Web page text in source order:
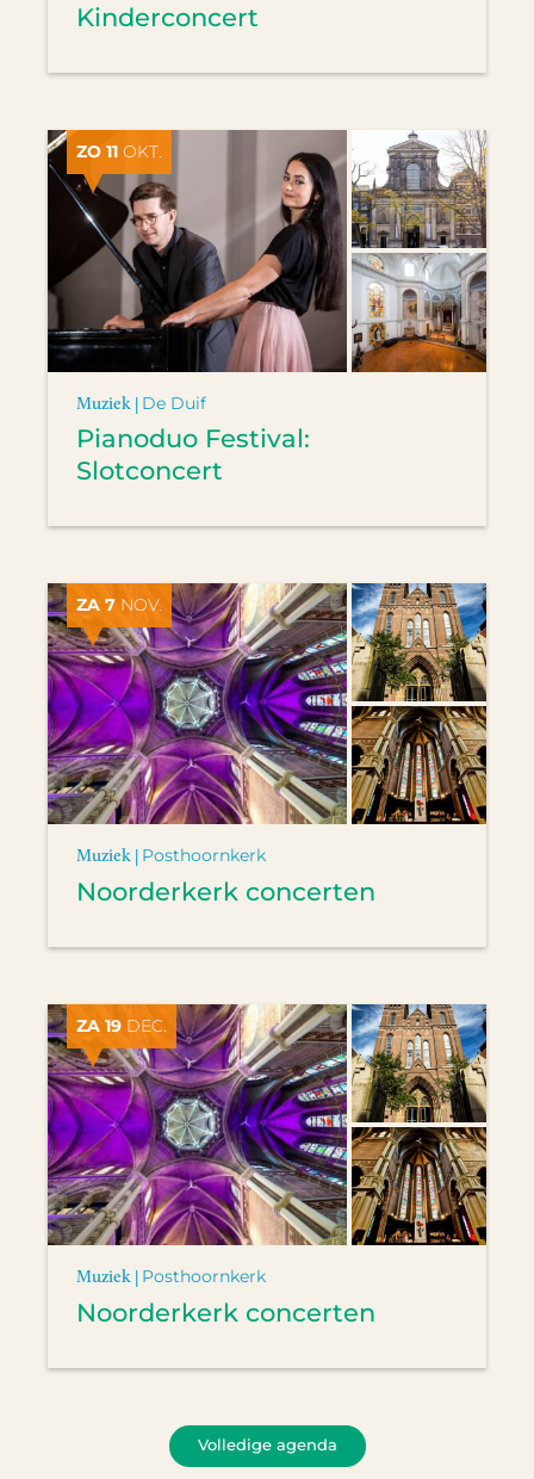
Kinderconcert
ZO 11 OKT.
Muziek | De Duif
Pianoduo Festival:
Slotconcert
ZA 7 NOV.
Muziek | Posthoornkerk
Noorderkerk concerten
ZA 19 DEC.
Muziek | Posthoornkerk
Noorderkerk concerten
Volledige agenda